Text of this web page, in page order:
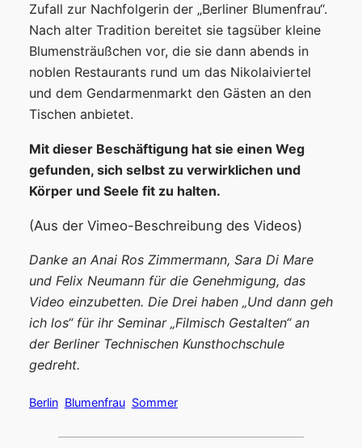
Zufall zur Nachfolgerin der „Berliner Blumenfrau“.
Nach alter Tradition bereitet sie tagsüber kleine
Blumensträußchen vor, die sie dann abends in
noblen Restaurants rund um das Nikolaiviertel
und dem Gendarmenmarkt den Gästen an den
Tischen anbietet.
Mit dieser Beschäftigung hat sie einen Weg
gefunden, sich selbst zu verwirklichen und
Körper und Seele fit zu halten.
(Aus der Vimeo-Beschreibung des Videos)
Danke an Anai Ros Zimmermann, Sara Di Mare
und Felix Neumann für die Genehmigung, das
Video einzubetten. Die Drei haben „Und dann geh
ich los“ für ihr Seminar „Filmisch Gestalten“ an
der Berliner Technischen Kunsthochschule
gedreht.
Berlin Blumenfrau Sommer